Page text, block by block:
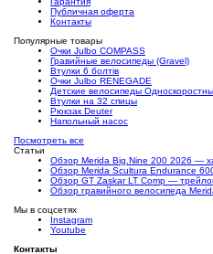
Публичная оферта
Контакты
Популярные товары
Очки Julbo COMPASS
Гравийные велосипеды (Gravel)
Втулки 6 болтів
Очки Julbo RENEGADE
Детские велосипеды
Втулки на 32 спицы
Рюкзак Deuter
Напольный насос
Посмотреть все
Статьи
Обзор Merida Big.Nine 200 2026 —
Обзор Merida Scultura Endurance
Обзор GT Zaskar LT Comp —
Обзор гравийного велосипеда
Мы в соцсетях
Instagram
Youtube
Контакты